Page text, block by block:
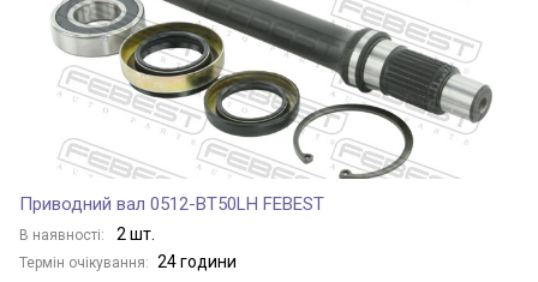
Приводний вал 0512-BT50LH FEBEST
В наявності: 2 шт.
Термін очікування: 24 години